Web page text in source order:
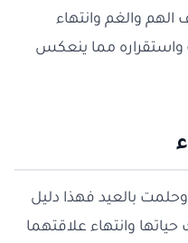
والغم وانتهاء
واستقراره مما ينعكس
بالعيد فهذا دليل
حياتها وانتهاء علاقتهما